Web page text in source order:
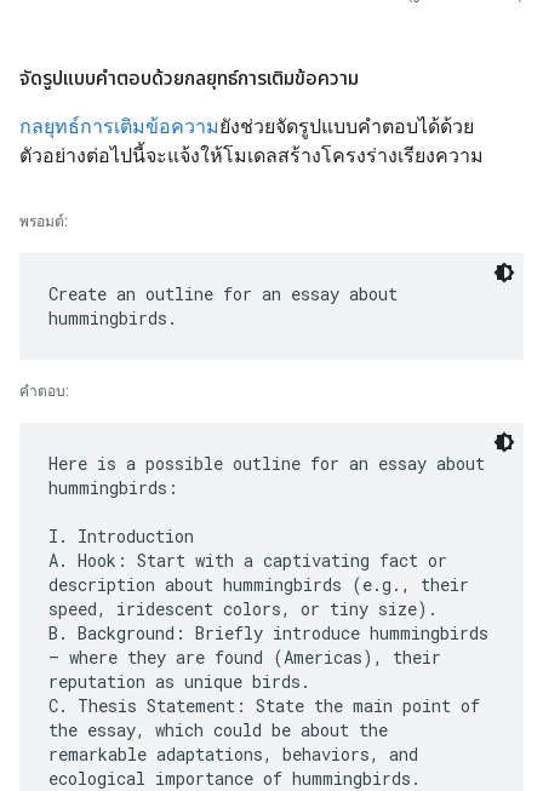
จัดรูปแบบคำตอบด้วยกลยุทธ์การเติมข้อความ
กลยุทธ์การเติมข้อความยังช่วยจัดรูปแบบคำตอบได้ด้วย
ตัวอย่างต่อไปนี้จะแจ้งให้โมเดลสร้างโครงร่างเรียงความ
พรอมต์:
Create an outline for an essay about
คำตอบ:
Here is a possible outline for an essay about
hummingbirds:
I. Introduction
A. Hook: Start with a captivating fact or
description about hummingbirds (e.g., their
speed, iridescent colors, or tiny size).
B. Background: Briefly introduce hummingbirds
– where they are found (Americas), their
reputation as unique birds.
C. Thesis Statement: State the main point of
the essay, which could be about the
remarkable adaptations, behaviors, and
ecological importance of hummingbirds.